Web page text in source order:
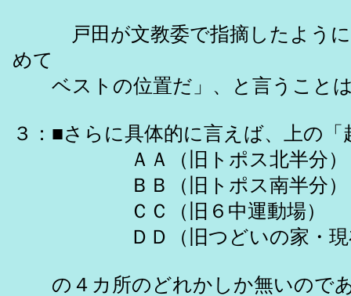
戸田が文教委で指摘したように
めて
ベストの位置だ」、と言うことは
３：■さらに具体的に言えば、上の
ＡＡ（旧トポス北半分）
ＢＢ（旧トポス南半分）
ＣＣ（旧６中運動場）
ＤＤ（旧つどいの家・現在
の４カ所のどれかしか無いので